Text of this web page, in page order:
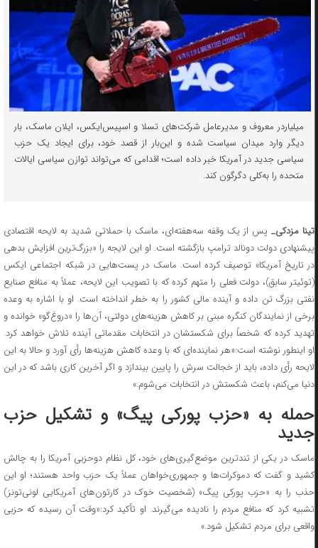
میلیاردر معروف و مدیرعامل شرکت‌های تسلا و اسپیس‌ایکس، ایلان ماسک، بار
دیگر وارد میدان سیاست شده و این‌بار از قصد خود، برای ایجاد یک حزب
سیاسی جدید در آمریکا خبر داده است؛ اقدامی که می‌تواند توازن سیاسی ایالات
متحده را به‌کلی دگرگون کند.
تینا مزدکی_ پس از یک وقفه سه‌هفته‌ای، ماسک با حملاتی شدید به لایحه اقتصادی
پیشنهادی دولت دونالد ترامپ بازگشته است. او این لایجه را «بزرگ‌ترین افزایش بدهی
در تاریخ آمریکا» توصیف کرده است. ماسک در پست‌هایی در شبکه اجتماعی ایکس
(توئیتر سابق)، دولت فعلی را متهم کرده که با تصویب این لایحه، عملاً به منافع صنایع
نفتی بزرگ تن داده و آینده مالی کشور را به خطر انداخته است. او با اشاره به وعده
برخی از نمایندگان کنگره مبنی بر کاهش هزینه‌های دولتی، آن‌ها را «دروغ‌گو» خوانده و
تهدید کرده که شخصاً برای شکستشان در انتخابات مقدماتی آینده تلاش خواهد کرد.
او اینطور نوشته است:«هر نماینده‌ای که با وعده کاهش هزینه‌ها رأی آورد و حالا به این
لایحه رأی داده، باید از خجالت سرش را پایین بیندازد و اگر آخرین کاری باشد که در این
دنیا می‌کنم، باعث شکستش در انتخابات می‌شوم.»
حمله به «حزبپورکی پیگ» و تشکیل حزب
جدید
ماسک در یکی از تندترین موضع‌گیری‌های خود، کل نظام دوحزبی آمریکا را به چالش
کشید و گفت که دموکرات‌ها و جمهوری‌خواهان عملاً یک حزب واحد هستند؛ او این
حذب را به « حزبپورکی پیگ» (شخصیت خوک در کارتون‌های آمریکایی لونی‌تونز)
تشبیه کرد که منافع مردم را نادیده می‌گیرند. او تأکید کرد:«وقت آن رسیده که حزبی
واقعی برای مردم تشکیل شود.»